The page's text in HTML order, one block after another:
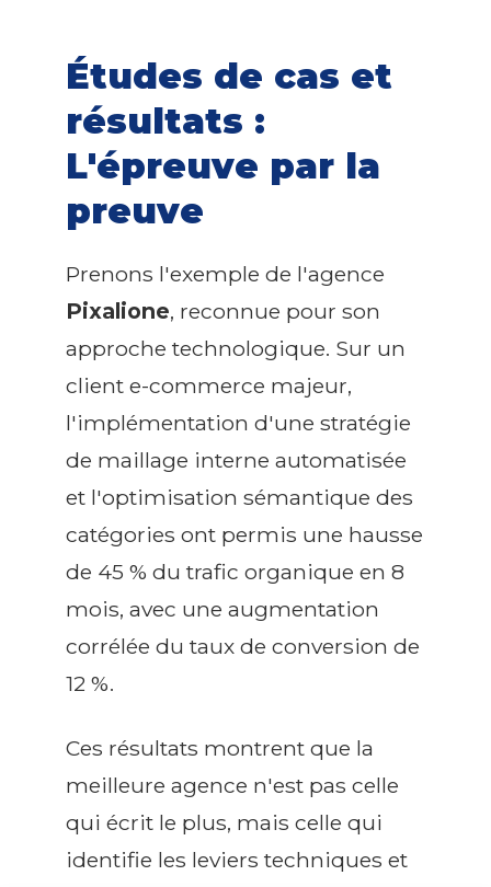
Études de cas et
résultats :
L'épreuve par la
preuve
Prenons l'exemple de l'agence
Pixalione, reconnue pour son
approche technologique. Sur un
client e-commerce majeur,
l'implémentation d'une stratégie
de maillage interne automatisée
et l'optimisation sémantique des
catégories ont permis une hausse
de 45 % du trafic organique en 8
mois, avec une augmentation
corrélée du taux de conversion de
12 %.
Ces résultats montrent que la
meilleure agence n'est pas celle
qui écrit le plus, mais celle qui
identifie les leviers techniques et